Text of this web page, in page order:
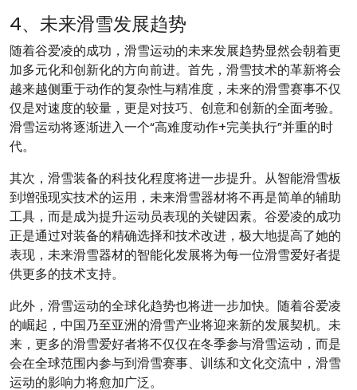
4、未来滑雪发展趋势
随着谷爱凌的成功，滑雪运动的未来发展趋势显然会朝着更
加多元化和创新化的方向前进。首先，滑雪技术的革新将会
越来越侧重于动作的复杂性与精准度，未来的滑雪赛事不仅
仅是对速度的较量，更是对技巧、创意和创新的全面考验。
滑雪运动将逐渐进入一个“高难度动作+完美执行”并重的时
代。
其次，滑雪装备的科技化程度将进一步提升。从智能滑雪板
到增强现实技术的运用，未来滑雪器材将不再是简单的辅助
工具，而是成为提升运动员表现的关键因素。谷爱凌的成功
正是通过对装备的精确选择和技术改进，极大地提高了她的
表现，未来滑雪器材的智能化发展将为每一位滑雪爱好者提
供更多的技术支持。
此外，滑雪运动的全球化趋势也将进一步加快。随着谷爱凌
的崛起，中国乃至亚洲的滑雪产业将迎来新的发展契机。未
来，更多的滑雪爱好者将不仅仅在冬季参与滑雪运动，而是
会在全球范围内参与到滑雪赛事、训练和文化交流中，滑雪
运动的影响力将愈加广泛。